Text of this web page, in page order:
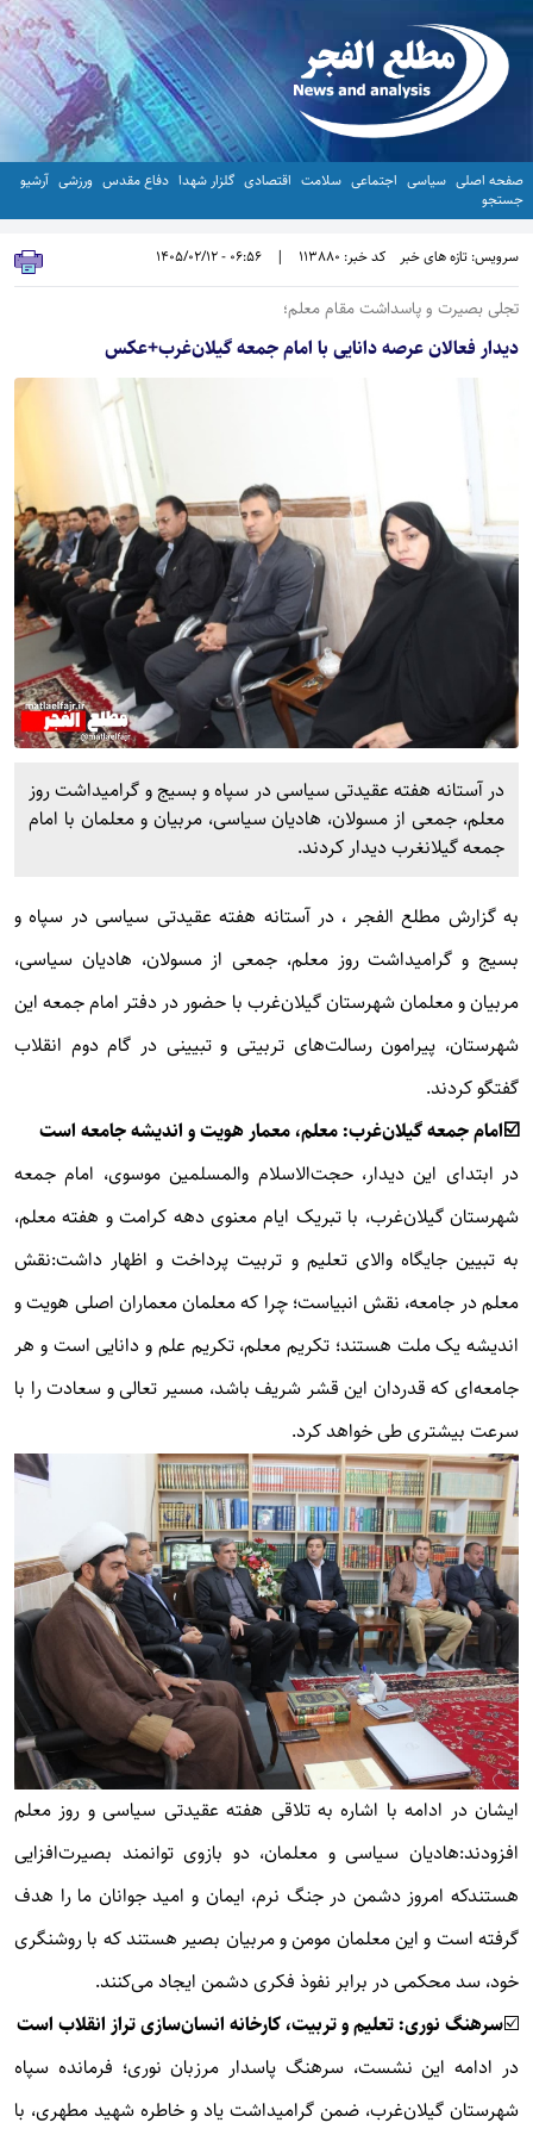
صفحه اصلی سیاسی اجتماعی سلامت اقتصادی گلزار شهدا دفاع مقدس ورزشی آرشیو
جستجو
سرویس: تازه های خبر کد خبر: 113880 |
06:56 - 1405/02/12
تجلی بصیرت و پاسداشت مقام معلم؛
دیدار فعالان عرصه دانایی با امام جمعه گیلان‌غرب+عکس
در آستانه هفته عقیدتی سیاسی در سپاه و بسیج و گرامیداشت روز
معلم، جمعی از مسولان، هادیان سیاسی، مربیان و معلمان با امام
جمعه گیلانغرب دیدار کردند.
به گزارش مطلع الفجر ، در آستانه هفته عقیدتی سیاسی در سپاه و
بسیج و گرامیداشت روز معلم، جمعی از مسولان، هادیان سیاسی،
مربیان و معلمان شهرستان گیلان‌غرب با حضور در دفتر امام جمعه این
شهرستان، پیرامون رسالت‌های تربیتی و تبیینی در گام دوم انقلاب
گفتگو کردند.
☑️امام جمعه گیلان‌غرب: معلم، معمار هویت و اندیشه جامعه است
در ابتدای این دیدار، حجت‌الاسلام والمسلمین موسوی، امام جمعه
شهرستان گیلان‌غرب، با تبریک ایام معنوی دهه کرامت و هفته معلم،
به تبیین جایگاه والای تعلیم و تربیت پرداخت و اظهار داشت:نقش
معلم در جامعه، نقش انبیاست؛ چرا که معلمان معماران اصلی هویت و
اندیشه یک ملت هستند؛ تکریم معلم، تکریم علم و دانایی است و هر
جامعه‌ای که قدردان این قشر شریف باشد، مسیر تعالی و سعادت را با
سرعت بیشتری طی خواهد کرد.
ایشان در ادامه با اشاره به تلاقی هفته عقیدتی سیاسی و روز معلم
افزودند:هادیان سیاسی و معلمان، دو بازوی توانمند بصیرت‌افزایی
هستندکه امروز دشمن در جنگ نرم، ایمان و امید جوانان ما را هدف
گرفته است و این معلمان مومن و مربیان بصیر هستند که با روشنگری
خود، سد محکمی در برابر نفوذ فکری دشمن ایجاد می‌کنند.
☑️سرهنگ نوری: تعلیم و تربیت، کارخانه انسان‌سازی تراز انقلاب است
در ادامه این نشست، سرهنگ پاسدار مرزبان نوری؛ فرمانده سپاه
شهرستان گیلان‌غرب، ضمن گرامیداشت یاد و خاطره شهید مطهری، با